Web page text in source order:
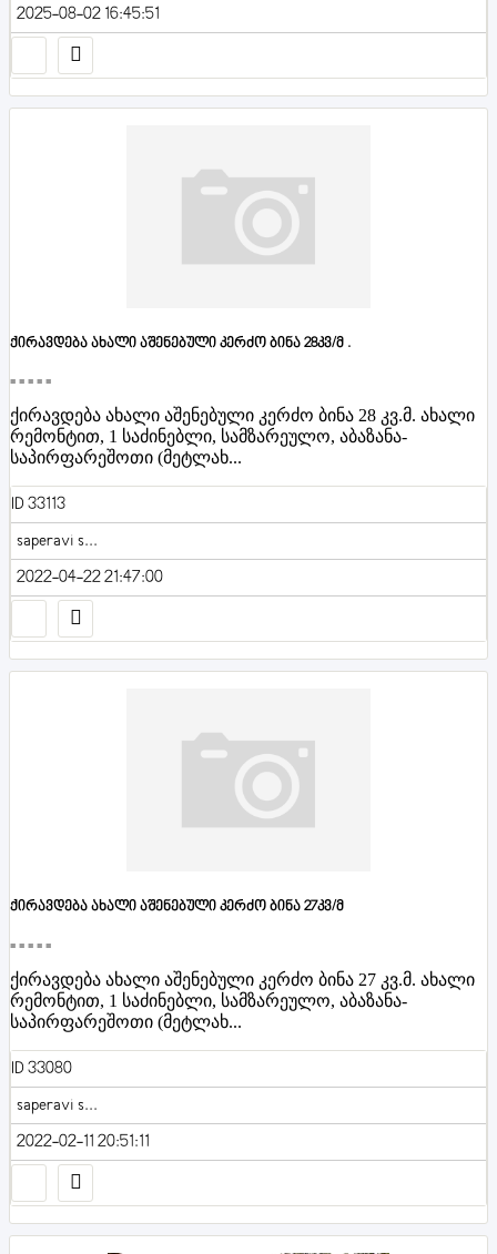
2025-08-02 16:45:51
ქირავდება ახალი აშენებული კერძო ბინა 28კვ/მ .
■■■■■
ქირავდება ახალი აშენებული კერძო ბინა 28 კვ.მ. ახალი
რემონტით, 1 საძინებლი, სამზარეულო, აბაზანა-
საპირფარეშოთი (მეტლახ...
ID 33113
saperavi s...
2022-04-22 21:47:00
ქირავდება ახალი აშენებული კერძო ბინა 27კვ/მ
■■■■■
ქირავდება ახალი აშენებული კერძო ბინა 27 კვ.მ. ახალი
რემონტით, 1 საძინებლი, სამზარეულო, აბაზანა-
საპირფარეშოთი (მეტლახ...
ID 33080
saperavi s...
2022-02-11 20:51:11